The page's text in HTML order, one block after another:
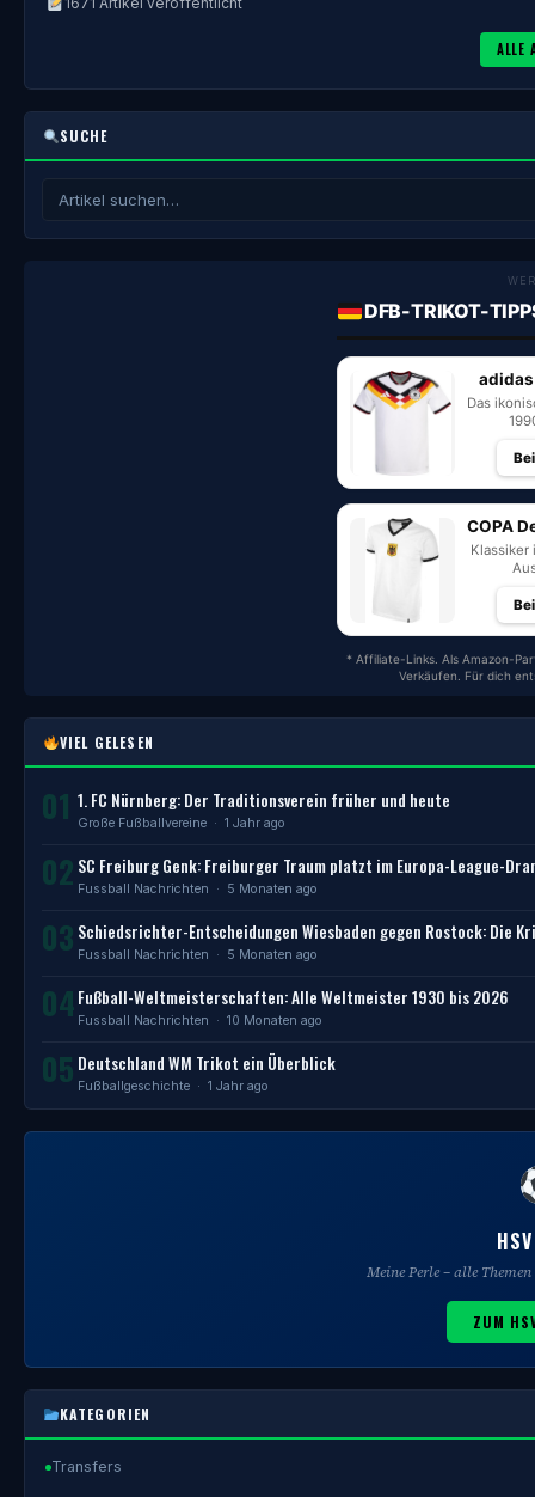
ALLE
SUCHE
DFB-TRIKOT-
Das
COPA
Klassiker
* Affiliate-Links. Als Amazon-
Verkäufen. Für dich
VIEL GELESEN
01 1. FC Nürnberg: Der Traditionsverein früher und heute
Große Fußballvereine · 1 Jahr ago
02 SC Freiburg Genk: Freiburger Traum platzt im Europa-League-
Fussball Nachrichten · 5 Monaten ago
03 Schiedsrichter-Entscheidungen Wiesbaden gegen Rostock: Die
Fussball Nachrichten · 5 Monaten ago
04 Fußball-Weltmeisterschaften: Alle Weltmeister 1930 bis 2026
Fussball Nachrichten · 10 Monaten ago
05 Deutschland WM Trikot ein Überblick
Fußballgeschichte · 1 Jahr ago
Meine Perle – alle
ZUM
KATEGORIEN
Transfers